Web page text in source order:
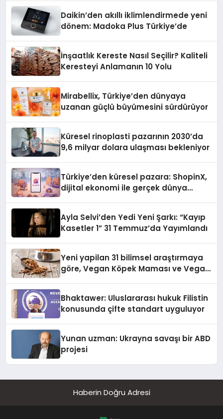
Daikin’den akıllı iklimlendirmede yeni
dönem: Madoka Plus Türkiye’de
İnşaatlık Kereste Nasıl Seçilir? Kaliteli
Keresteyi Anlamanın 10 Yolu
Mirabellix, Türkiye’den dünyaya
uzanan güçlü büyümesini sürdürüyor
Küresel rinoplasti pazarının 2030’da
9,6 milyar dolara ulaşması bekleniyor
Türkiye’den küresel pazara: ShopinX,
dijital ekonomi ile gerçek dünya
Ayla Selvi’den Yedi Yeni Şarkı: “Kayıp
Kasetler 1” 31 Temmuz’da Yayımlandı
Yeni yapilan 31 bilimsel araştırmaya
göre, Vegan Köpek Maması ve Vegan
Bhaktawer: Uluslararası hukuk Filistin
konusunda çifte standart uyguluyor
Yunan uzman: Ukrayna savaşı bir ABD
projesi
Haberin Doğru Adresi